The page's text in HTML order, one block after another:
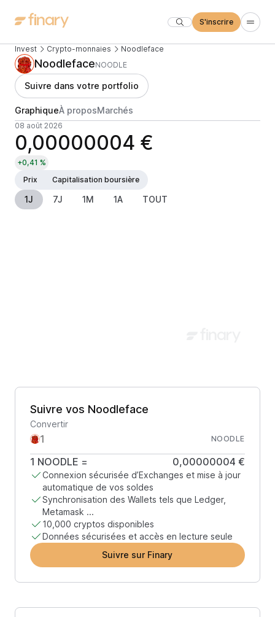
S'inscrire
Invest Crypto-monnaies Noodleface
NoodlefaceNOODLE
Suivre dans votre portfolio
GraphiqueÀ proposMarchés
08 août 2026
0,00000004 €
+0,41 %
Prix
Capitalisation boursière
1J 7J 1M 1A TOUT
Suivre vos Noodleface
Convertir
NOODLE
1 NOODLE = 0,00000004 €
Connexion sécurisée d’Exchanges et mise à jour
automatique de vos soldes
Synchronisation des Wallets tels que Ledger,
Metamask ...
10,000 cryptos disponibles
Données sécurisées et accès en lecture seule
Suivre sur Finary